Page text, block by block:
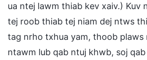
ua ntej lawm thiab kev xaiv.) Kuv
tej roob thiab tej niam dej ntws
tag nrho txhua yam, thoob plaws
ntawm lub qab ntuj khwb, soj